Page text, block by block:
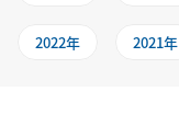
2022年 2021年